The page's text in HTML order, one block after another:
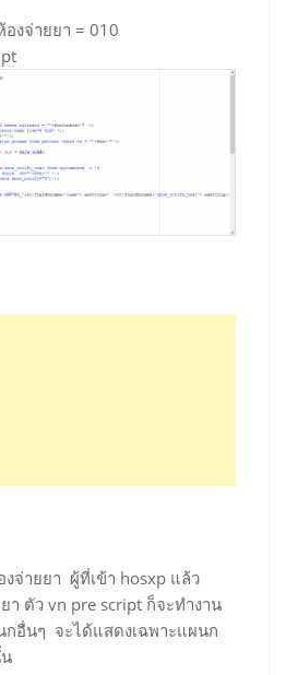
งจ่ายยา = 010
จ่ายยา ผู้ที่เข้า hosxp แล้ว
ตัว vn pre script ก็จะทำงาน
อื่นๆ จะได้แสดงเฉพาะแผนก